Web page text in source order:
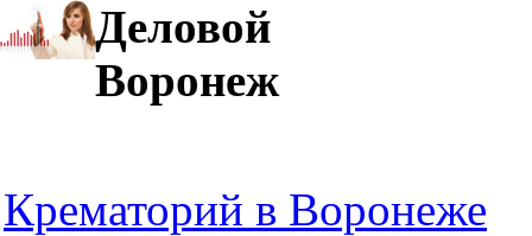
Деловой
Воронеж
Крематорий в Воронеже